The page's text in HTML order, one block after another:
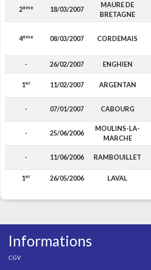
2ème 18/03/2007
MAURE DE
BRETAGNE
4ème 08/03/2007 CORDEMAIS
- 26/02/2007 ENGHIEN
1er 11/02/2007 ARGENTAN
- 07/01/2007 CABOURG
- 25/06/2006
MOULINS-LA-
MARCHE
- 11/06/2006 RAMBOUILLET
1er 26/05/2006 LAVAL
Informations
CGV